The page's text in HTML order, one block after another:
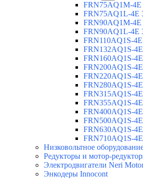
FRN75AQ1M-
FRN75AQ1L-4E
FRN90AQ1M-
FRN90AQ1L-4E
FRN110AQ1S-
FRN132AQ1S-
FRN160AQ1S-
FRN200AQ1S-
FRN220AQ1S-
FRN280AQ1S-
FRN315AQ1S-
FRN355AQ1S-
FRN400AQ1S-
FRN500AQ1S-
FRN630AQ1S-
FRN710AQ1S-
Низковольтное
Редукторы и мотор-
Электродвигатели Neri
Энкодеры Innocont